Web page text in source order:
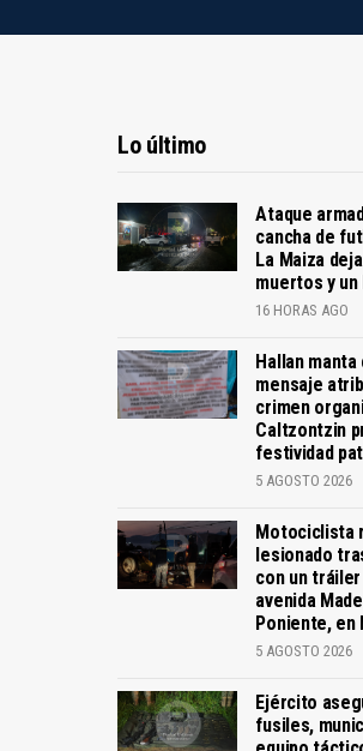
Lo último
Ataque
cancha de
La Maiza
muertos y un
16 HORAS AGO
Hallan manta
mensaje
crimen
Caltzontzin
festividad
5 AGOSTO 2026
Motociclista
lesionado
con un
avenida
Poniente, en
5 AGOSTO 2026
Ejército
fusiles,